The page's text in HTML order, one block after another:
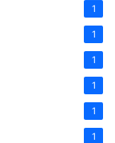
1
1
1
1
1
1